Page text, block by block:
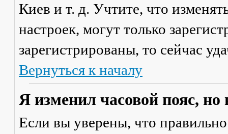
Киев и т. д. Учтите, что
настроек, могут только
зарегистрированы, то сейчас
Вернуться к началу
Я изменил часовой пояс,
Если вы уверены, что